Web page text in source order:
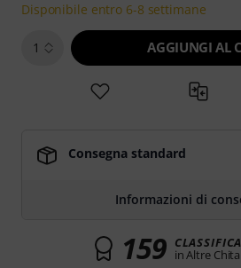
Disponibile entro 6-8 settimane
1 AGGIUNGI AL
Consegna standard
Informazioni di
159 in Altre